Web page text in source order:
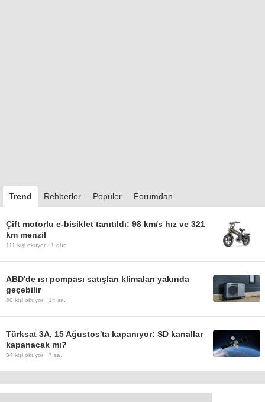
Trend Rehberler Popüler Forumdan
Çift motorlu e-bisiklet tanıtıldı: 98 km/s hız ve 321
km menzil
111 kişi okuyor · 1 gün
ABD'de ısı pompası satışları klimaları yakında
geçebilir
60 kişi okuyor · 14 sa.
Türksat 3A, 15 Ağustos'ta kapanıyor: SD kanallar
kapanacak mı?
34 kişi okuyor · 7 sa.